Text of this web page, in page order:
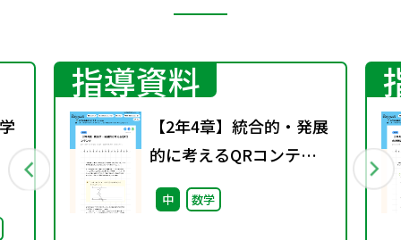
指導資料
【2年4章】統合的・発展
的に考えるQRコンテン
ツ
中 数学